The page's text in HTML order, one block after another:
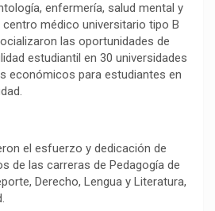
enfermería, salud mental y
médico universitario tipo B
las oportunidades de
estudiantil en 30 universidades
económicos para estudiantes en
el esfuerzo y dedicación de
de las carreras de Pedagogía de
Derecho, Lengua y Literatura,